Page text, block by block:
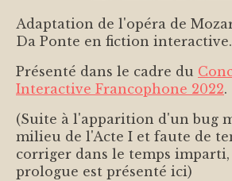
Adaptation de l'opéra de
Da Ponte en fiction interactive.
Présenté dans le cadre du
Interactive Francophone 2022.
(Suite à l'apparition d'un bug
milieu de l'Acte I et faute de
corriger dans le temps imparti,
prologue est présenté ici)